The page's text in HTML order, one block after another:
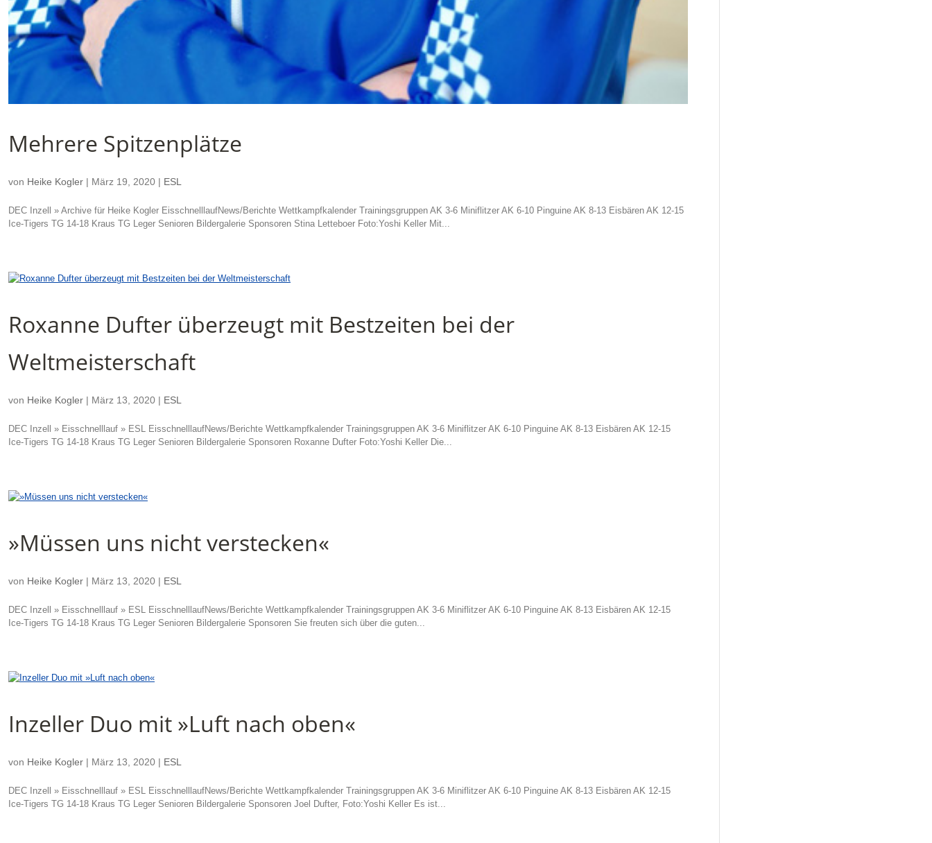
Mehrere Spitzenplätze
von Heike Kogler | März 19, 2020 | ESL
DEC Inzell » Archive für Heike Kogler EisschnelllaufNews/Berichte Wettkampfkalender Trainingsgruppen AK 3-6 Miniflitzer AK 6-10 Pinguine AK 8-13 Eisbären AK 12-15
Ice-Tigers TG 14-18 Kraus TG Leger Senioren Bildergalerie Sponsoren Stina Letteboer Foto:Yoshi Keller Mit...
Roxanne Dufter überzeugt mit Bestzeiten bei der
Weltmeisterschaft
von Heike Kogler | März 13, 2020 | ESL
DEC Inzell » Eisschnelllauf » ESL EisschnelllaufNews/Berichte Wettkampfkalender Trainingsgruppen AK 3-6 Miniflitzer AK 6-10 Pinguine AK 8-13 Eisbären AK 12-15
Ice-Tigers TG 14-18 Kraus TG Leger Senioren Bildergalerie Sponsoren Roxanne Dufter Foto:Yoshi Keller Die...
»Müssen uns nicht verstecken«
von Heike Kogler | März 13, 2020 | ESL
DEC Inzell » Eisschnelllauf » ESL EisschnelllaufNews/Berichte Wettkampfkalender Trainingsgruppen AK 3-6 Miniflitzer AK 6-10 Pinguine AK 8-13 Eisbären AK 12-15
Ice-Tigers TG 14-18 Kraus TG Leger Senioren Bildergalerie Sponsoren Sie freuten sich über die guten...
Inzeller Duo mit »Luft nach oben«
von Heike Kogler | März 13, 2020 | ESL
DEC Inzell » Eisschnelllauf » ESL EisschnelllaufNews/Berichte Wettkampfkalender Trainingsgruppen AK 3-6 Miniflitzer AK 6-10 Pinguine AK 8-13 Eisbären AK 12-15
Ice-Tigers TG 14-18 Kraus TG Leger Senioren Bildergalerie Sponsoren Joel Dufter, Foto:Yoshi Keller Es ist...